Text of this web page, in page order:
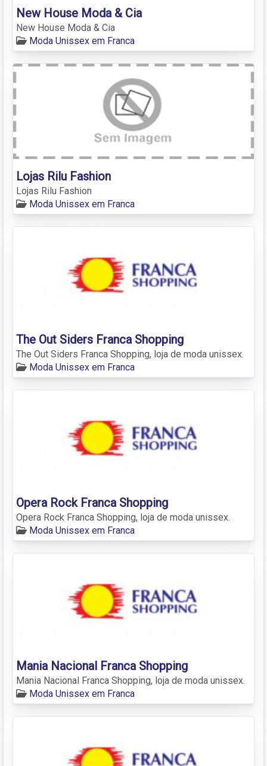
New House Moda & Cia
New House Moda & Cia
Moda Unissex em Franca
Lojas Rilu Fashion
Lojas Rilu Fashion
Moda Unissex em Franca
The Out Siders Franca Shopping
The Out Siders Franca Shopping, loja de moda unissex.
Moda Unissex em Franca
Opera Rock Franca Shopping
Opera Rock Franca Shopping, loja de moda unissex.
Moda Unissex em Franca
Mania Nacional Franca Shopping
Mania Nacional Franca Shopping, loja de moda unissex.
Moda Unissex em Franca